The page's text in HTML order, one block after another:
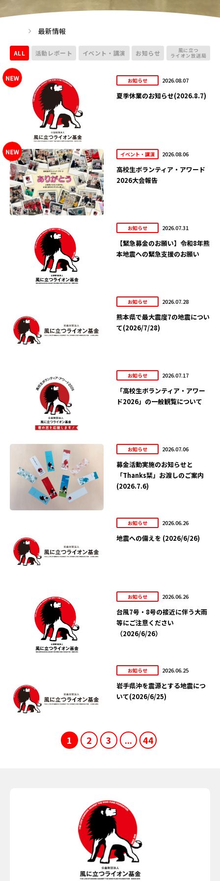
最新情報
ALL 活動レポート イベント・講演 お知らせ 風に立つ
ライオン放送局
お知らせ 2026.08.07
夏季休業のお知らせ(2026.8.7)
イベント・講演 2026.08.06
高校生ボランティア・アワード
2026大会報告
お知らせ 2026.07.31
【緊急募金のお願い】令和8年熊
本地震への緊急支援のお願い
お知らせ 2026.07.28
熊本県で最大震度7の地震につい
て(2026/7/28)
お知らせ 2026.07.17
「高校生ボランティア・アワー
ド2026」の一般観覧について
お知らせ 2026.07.06
募金活動実施のお知らせと
「Thanks栞」お渡しのご案内
(2026.7.6)
お知らせ 2026.06.26
地震への備えを (2026/6/26)
お知らせ 2026.06.26
台風7号・8号の接近に伴う大雨
等にご注意ください
（2026/6/26）
お知らせ 2026.06.25
岩手県沖を震源とする地震につ
いて(2026/6/25)
1 2 3 ... 44